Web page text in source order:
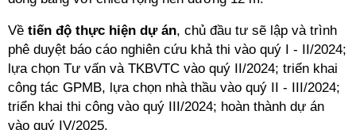
Về tiến độ thực hiện dự án, chủ đầu tư sẽ lập và trình
phê duyệt báo cáo nghiên cứu khả thi vào quý I - II/2024;
lựa chọn Tư vấn và TKBVTC vào quý II/2024; triển khai
công tác GPMB, lựa chọn nhà thầu vào quý II - III/2024;
triển khai thi công vào quý III/2024; hoàn thành dự án
vào quý IV/2025.